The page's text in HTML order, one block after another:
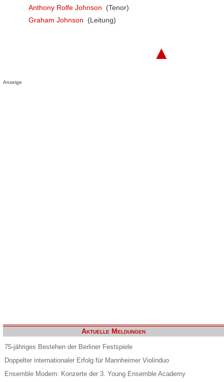
Anthony Rolfe Johnson
(Tenor)
Graham Johnson
(Leitung)
▲
Anzeige
Aktuelle Meldungen
75-jähriges Bestehen der Berliner Festspiele
Doppelter internationaler Erfolg für Mannheimer Violinduo
Ensemble Modern: Konzerte der 3. Young Ensemble Academy